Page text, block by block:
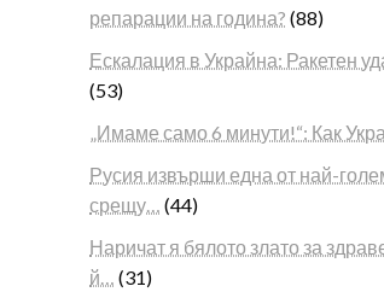
репарации на година? (88)
Ескалация в Украйна: Ракетен
(53)
„Имаме само 6 минути!“: Как
Русия извърши една от най-
срещу…
(44)
Наричат я бялото злато за
й…
(31)